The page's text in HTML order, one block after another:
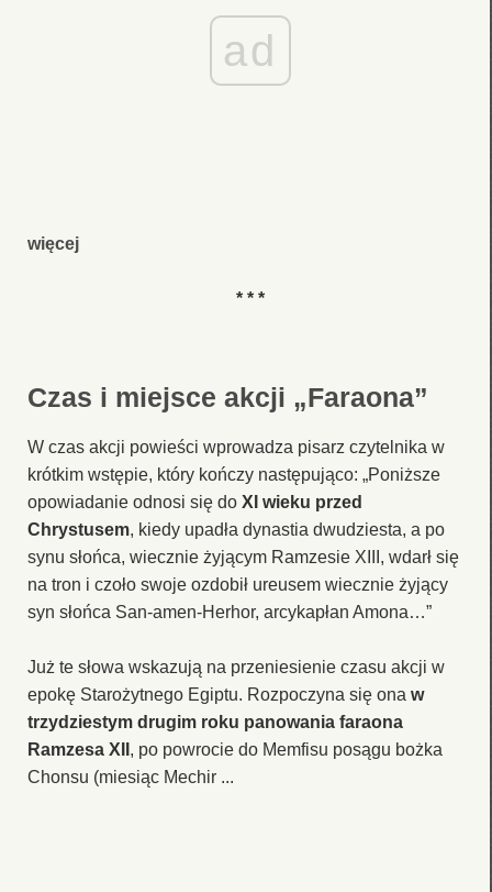
ad
więcej
* * *
Czas i miejsce akcji „Faraona”
W czas akcji powieści wprowadza pisarz czytelnika w
krótkim wstępie, który kończy następująco: „Poniższe
opowiadanie odnosi się do XI wieku przed
Chrystusem, kiedy upadła dynastia dwudziesta, a po
synu słońca, wiecznie żyjącym Ramzesie XIII, wdarł się
na tron i czoło swoje ozdobił ureusem wiecznie żyjący
syn słońca San-amen-Herhor, arcykapłan Amona…”
Już te słowa wskazują na przeniesienie czasu akcji w
epokę Starożytnego Egiptu. Rozpoczyna się ona w
trzydziestym drugim roku panowania faraona
Ramzesa XII , po powrocie do Memfisu posągu bożka
Chonsu (miesiąc Mechir ...